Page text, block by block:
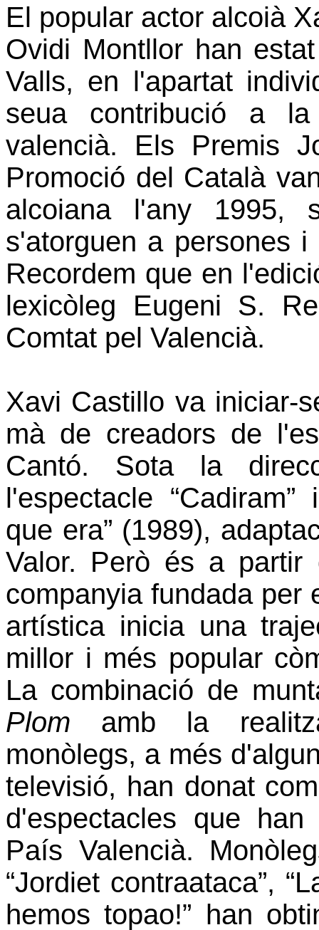
El popular actor alcoià
Ovidi Montllor han
Valls, en l'apartat
seua contribució a la
valencià. Els Premis
Promoció del Català
alcoiana l'any 1995,
s'atorguen a persones
Recordem que en
lexicòleg Eugeni S.
Comtat pel Valencià.
Xavi Castillo va iniciar-
mà de creadors de
Cantó. Sota la
l'espectacle
que era” (1989),
Valor. Però és a
companyia fundada per
artística inicia una
millor i més popular
La combinació de
Plom amb la
monòlegs, a més
televisió, han donat
d'espectacles que
País Valencià.
“Jordiet contraataca”,
hemos topao!” han